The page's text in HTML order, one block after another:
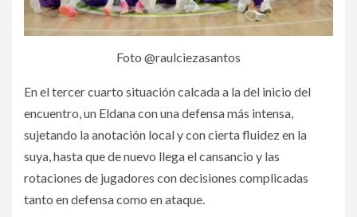
Foto @raulciezasantos
En el tercer cuarto situación calcada a la del inicio del
encuentro, un Eldana con una defensa más intensa,
sujetando la anotación local y con cierta fluidez en la
suya, hasta que de nuevo llega el cansancio y las
rotaciones de jugadores con decisiones complicadas
tanto en defensa como en ataque.